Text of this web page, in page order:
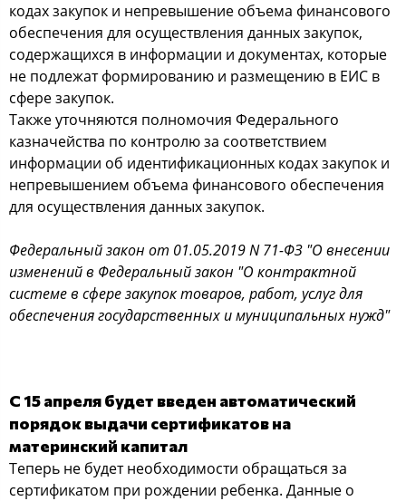
кодах закупок и непревышение объема финансового
обеспечения для осуществления данных закупок,
содержащихся в информации и документах, которые
не подлежат формированию и размещению в ЕИС в
сфере закупок.
Также уточняются полномочия Федерального
казначейства по контролю за соответствием
информации об идентификационных кодах закупок и
непревышением объема финансового обеспечения
для осуществления данных закупок.
Федеральный закон от 01.05.2019 N 71-ФЗ "О внесении
изменений в Федеральный закон "О контрактной
системе в сфере закупок товаров, работ, услуг для
обеспечения государственных и муниципальных нужд"
С 15 апреля будет введен автоматический
порядок выдачи сертификатов на
материнский капитал
Теперь не будет необходимости обращаться за
сертификатом при рождении ребенка. Данные о